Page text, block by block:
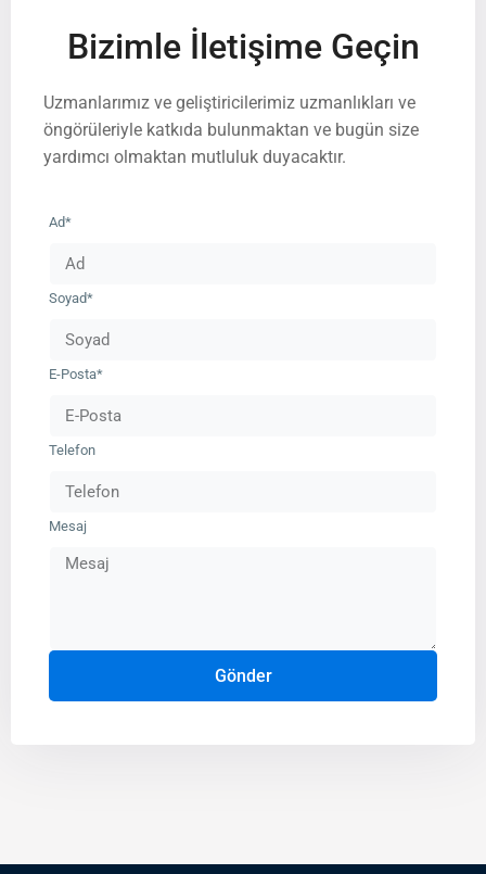
Bizimle İletişime Geçin
Uzmanlarımız ve geliştiricilerimiz uzmanlıkları ve
öngörüleriyle katkıda bulunmaktan ve bugün size
yardımcı olmaktan mutluluk duyacaktır.
Ad*
Soyad*
E-Posta*
Telefon
Mesaj
Gönder